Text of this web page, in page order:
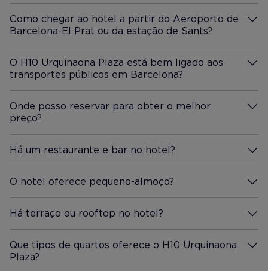
Como chegar ao hotel a partir do Aeroporto de
Barcelona-El Prat ou da estação de Sants?
Mais Informação
O H10 Urquinaona Plaza está bem ligado aos
transportes públicos em Barcelona?
Mais Informação
Onde posso reservar para obter o melhor
preço?
Mais Informação
Há um restaurante e bar no hotel?
Mais Informação
O hotel oferece pequeno-almoço?
Mais Informação
Há terraço ou rooftop no hotel?
Mais Informação
Que tipos de quartos oferece o H10 Urquinaona
Plaza?
Mais Informação